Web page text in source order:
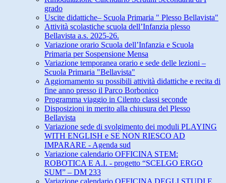
grado
Uscite didattiche– Scuola Primaria " Plesso Bellavista"
Attività scolastiche scuola dell’Infanzia plesso
Bellavista a.s. 2025-26.
Variazione orario Scuola dell’Infanzia e Scuola
Primaria per Sospensione Mensa
Variazione temporanea orario e sede delle lezioni –
Scuola Primaria "Bellavista"
Aggiornamento su possibili attività didattiche e recita di
fine anno presso il Parco Borbonico
Programma viaggio in Cilento classi seconde
Disposizioni in merito alla chiusura del Plesso
Bellavista
Variazione sede di svolgimento dei moduli PLAYING
WITH ENGLISH e SE NON RIESCO AD
IMPARARE - Agenda sud
Variazione calendario OFFICINA STEM:
ROBOTICA E A.I. - progetto “SCELGO ERGO
SUM” – DM 233